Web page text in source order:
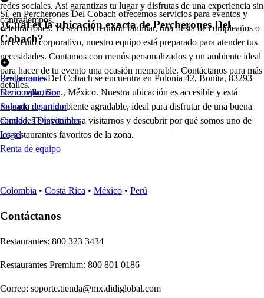
redes sociales. Así garantizas tu lugar y disfrutas de una experiencia sin
contratiempos.
Sí, en Percherones Del Cobach ofrecemos servicios para eventos y
celebraciones. Ya sea una reunión familiar, una fiesta de cumpleaños o
un evento corporativo, nuestro equipo está preparado para atender tus
necesidades. Contamos con menús personalizados y un ambiente ideal
para hacer de tu evento una ocasión memorable. Contáctanos para más
detalles.
¿Cuál es la ubicación exacta de Percherones Del
Cobach?
Percherones Del Cobach se encuentra en Polonia 42, Bonita, 83293
Hermosillo, Son., México. Nuestra ubicación es accesible y está
rodeada de un ambiente agradable, ideal para disfrutar de una buena
comida. Te invitamos a visitarnos y descubrir por qué somos uno de
los restaurantes favoritos de la zona.
Restaurantes
Socio repartidor
Soporte repartidor
Ciudades Disponibles
Legal
Renta de equipo
Colombia • Costa Rica • México • Perú
Contáctanos
Restaurantes: 800 323 3434
Restaurantes Premium: 800 801 0186
Correo: soporte.tienda@mx.didiglobal.com